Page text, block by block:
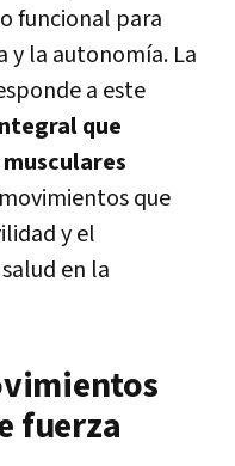
funcional para
y la autonomía. La
a este
que
que
y el
en la
fuerza